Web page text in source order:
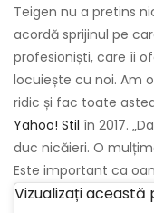
Teigen nu a pretins
acordă sprijinul pe
profesioniști, care îi
locuiește cu noi. Am
ridic și fac toate
Yahoo! Stil în 2017.
duc nicăieri. O
Este important ca
Vizualizați